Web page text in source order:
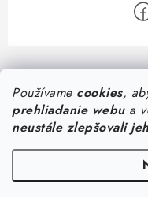
Používame cookies,
prehliadanie webua
neustále zlepšovali
Z
á
Predajňa Plutvy.sk
Pon - Pia 8:30 - 17:00
Šustekova 45, Bratislava
0944 90 90 04
Všetko o nákupe
Konzultácia so